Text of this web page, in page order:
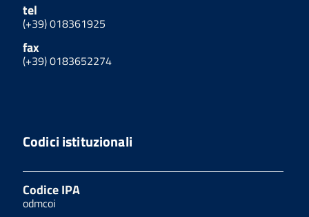
tel
(+39) 018361925
fax
(+39) 0183652274
Codici istituzionali
Codice IPA
odmcoi